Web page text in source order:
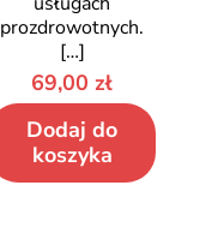
prozdrowotnych.
[…]
69,00zł
Dodaj do
koszyka